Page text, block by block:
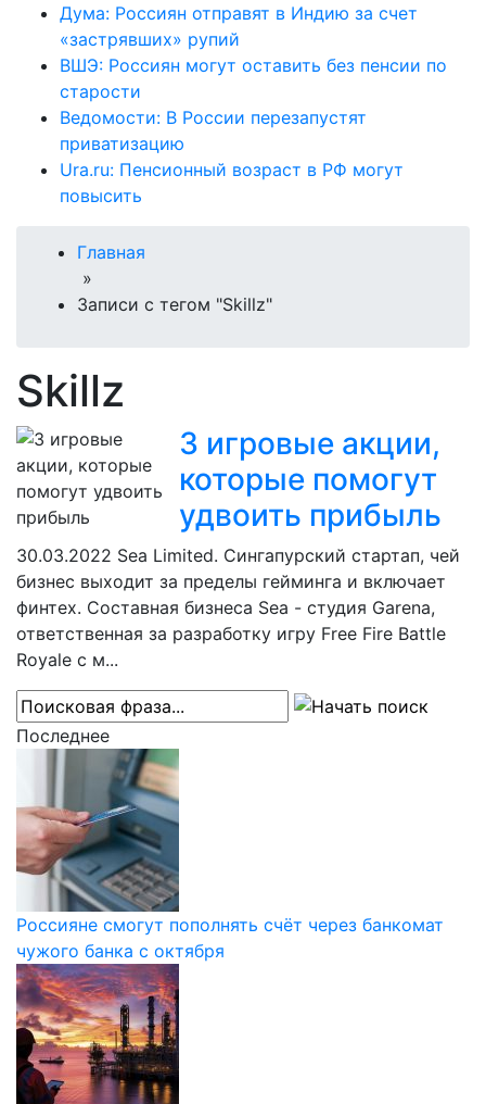
Дума: Россиян отправят в Индию за счет
«застрявших» рупий
ВШЭ: Россиян могут оставить без пенсии по
старости
Ведомости: В России перезапустят
приватизацию
Ura.ru: Пенсионный возраст в РФ могут
повысить
Главная
»
Записи с тегом "Skillz"
Skillz
3 игровые акции,
которые помогут
удвоить прибыль
30.03.2022 Sea Limited. Сингапурский стартап, чей
бизнес выходит за пределы гейминга и включает
финтех. Составная бизнеса Sea - студия Garena,
ответственная за разработку игру Free Fire Battle
Royale с м...
Последнее
Россияне смогут пополнять счёт через банкомат
чужого банка с октября